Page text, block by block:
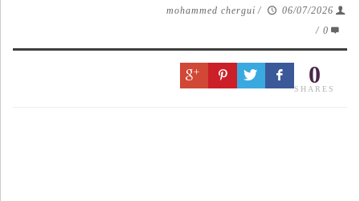
mohammed chergui /
06/07/2026
0
/
0
SHARES